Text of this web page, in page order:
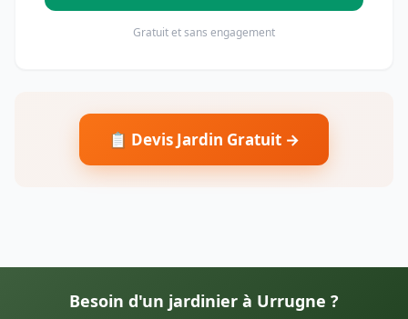
Gratuit et sans engagement
📋 Devis Jardin Gratuit →
Besoin d'un jardinier à Urrugne ?